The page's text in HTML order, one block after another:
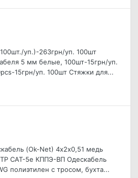
уп.)-263грн/уп. 100шт
5 мм белые, 100шт-15грн/уп .
15грн/уп. 100шт Стяжки для...
(Ok-Net) 4х2х0,51 медь
CAT-5е КППЭ-ВП Одескабель
полиэтилен с тросом, бухта...